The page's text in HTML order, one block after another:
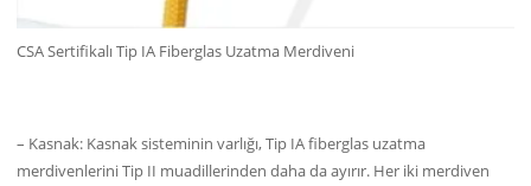
CSA Sertifikalı Tip IA Fiberglas Uzatma Merdiveni
– Kasnak: Kasnak sisteminin varlığı, Tip IA fiberglas uzatma
merdivenlerini Tip II muadillerinden daha da ayırır. Her iki merdiven